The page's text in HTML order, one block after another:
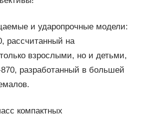
и ударопрочные модели:
рассчитанный на
взрослыми, но и детьми,
разработанный в большей
компактных